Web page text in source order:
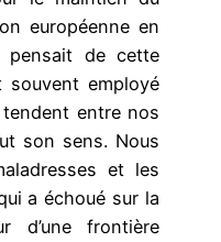
européenne en
pensait de cette
souvent employé
entre nos
son sens. Nous
et les
a échoué sur la
d’une frontière